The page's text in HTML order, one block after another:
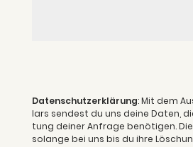
Daten­schutz­er­klä­rung: Mit dem
lars sen­dest du uns dei­ne Daten,
tung dei­ner Anfra­ge benö­ti­gen.
solan­ge bei uns bis du ihre